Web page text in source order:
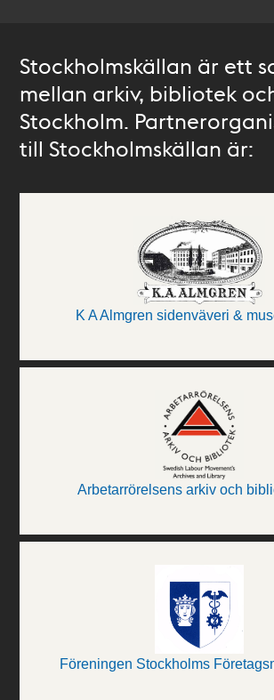
Stockholmskällan är ett
mellan arkiv, bibliotek
Stockholm.
till Stockholmskällan är:
K A Almgren sidenväveri &
Arbetarrörelsens arkiv och
Föreningen Stockholms